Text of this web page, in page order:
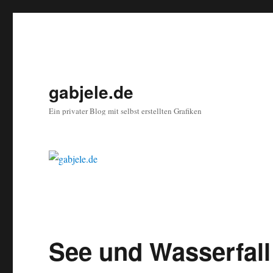
gabjele.de
Ein privater Blog mit selbst erstellten Grafiken
See und Wasserfall